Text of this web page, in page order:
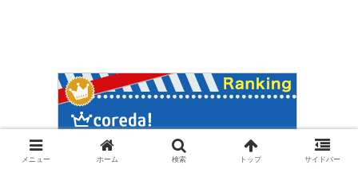
メニュー ホーム 検索 トップ サイドバー